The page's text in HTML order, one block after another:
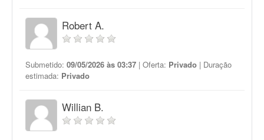
Robert A.
Submetido: 09/05/2026 às 03:37 | Oferta: Privado | Duração
estimada: Privado
Willian B.